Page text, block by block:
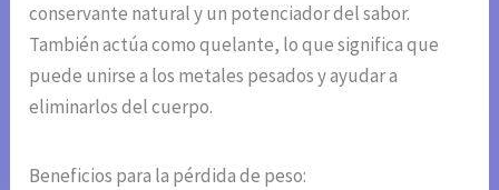
conservante natural y un potenciador del sabor.
También actúa como quelante, lo que significa que
puede unirse a los metales pesados y ayudar a
eliminarlos del cuerpo.
Beneficios para la pérdida de peso: